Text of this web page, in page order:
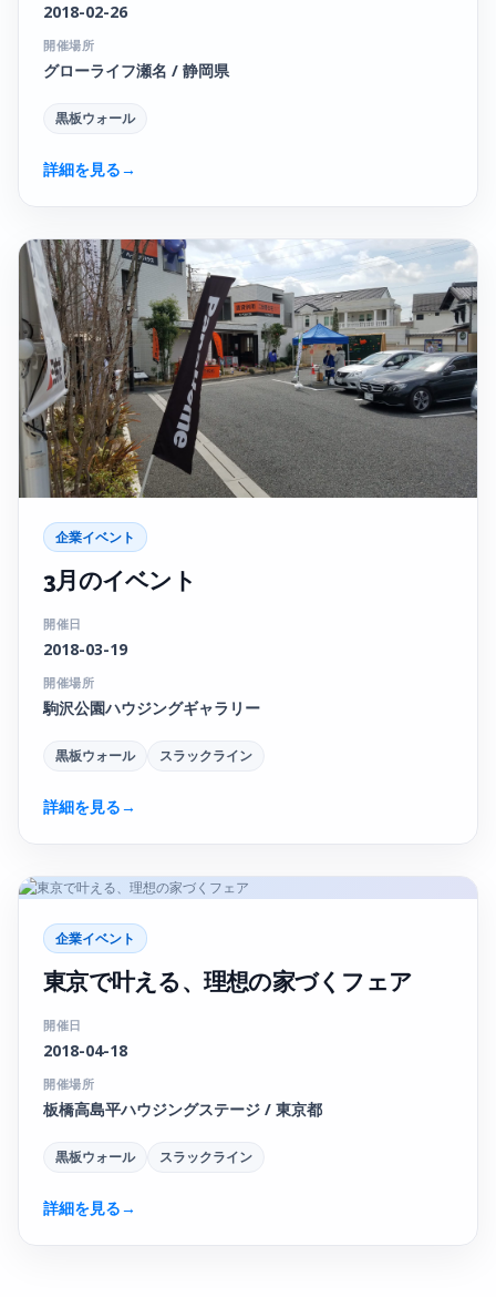
2018-02-26
開催場所
グローライフ瀬名 / 静岡県
黒板ウォール
詳細を見る→
企業イベント
3月のイベント
開催日
2018-03-19
開催場所
駒沢公園ハウジングギャラリー
黒板ウォール スラックライン
詳細を見る→
企業イベント
東京で叶える、理想の家づくフェア
開催日
2018-04-18
開催場所
板橋高島平ハウジングステージ / 東京都
黒板ウォール スラックライン
詳細を見る→